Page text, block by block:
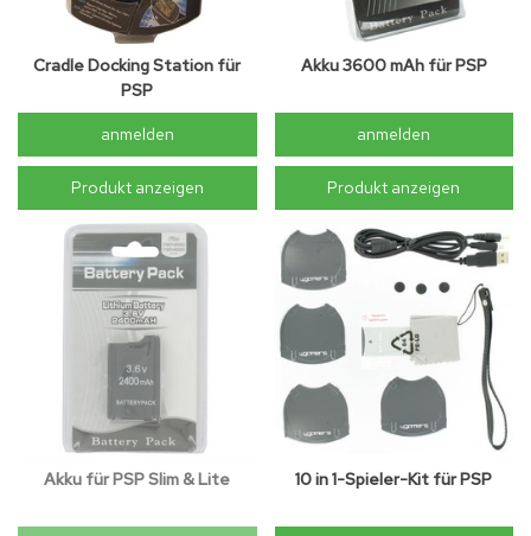
Cradle Docking Station für
PSP
anmelden
Produkt anzeigen
Akku 3600 mAh für PSP
anmelden
Produkt anzeigen
Akku für PSP Slim & Lite 10 in 1-Spieler-Kit für PSP